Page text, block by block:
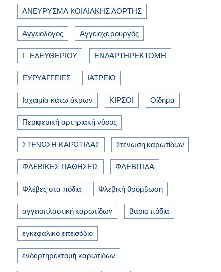
ΑΝΕΥΡΥΣΜΑ ΚΟΙΛΙΑΚΗΣ ΑΟΡΤΗΣ
Αγγειολόγος Αγγειοχειρουργός
Γ. ΕΛΕΥΘΕΡΙΟΥ ΕΝΔΑΡΤΗΡΕΚΤΟΜΗ
ΕΥΡΥΑΓΓΕΙΕΣ ΙΑΤΡΕΙΟ
Ισχαιμία κάτω άκρων ΚΙΡΣΟΙ Οίδημα
Περιφερική αρτηριακή νόσος
ΣΤΕΝΩΣΗ ΚΑΡΩΤΙΔΑΣ Στένωση καρωτίδων
ΦΛΕΒΙΚΕΣ ΠΑΘΗΣΕΙΣ ΦΛΕΒΙΤΙΔΑ
Φλέβες στα πόδια Φλεβική θρόμβωση
αγγειοπλαστική καρωτίδων βαρια πόδια
εγκεφαλικό επεισόδιο
ενδαρτηρεκτομή καρωτίδων